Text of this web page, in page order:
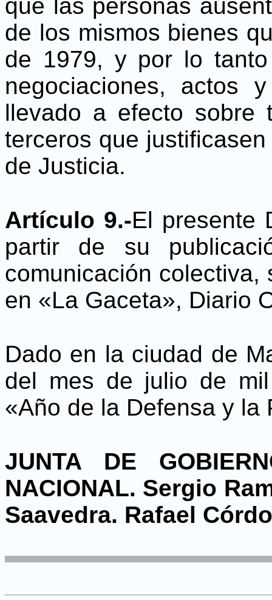
que las personas
de los mismos bienes
de 1979, y por lo
negociaciones, actos
llevado a efecto sobre
terceros que
de Justicia.
Artículo 9.-El presente
partir de su
comunicación
en «La Gaceta», Diario
Dado en la ciudad de
del mes de julio de
«Año de la Defensa y la
JUNTA DE
NACIONAL. Sergio
Saavedra. Rafael